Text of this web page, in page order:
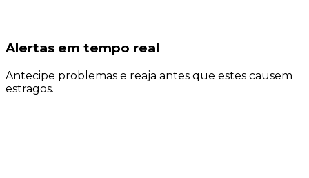
Alertas em tempo real
Antecipe problemas e reaja antes que estes causem
estragos.